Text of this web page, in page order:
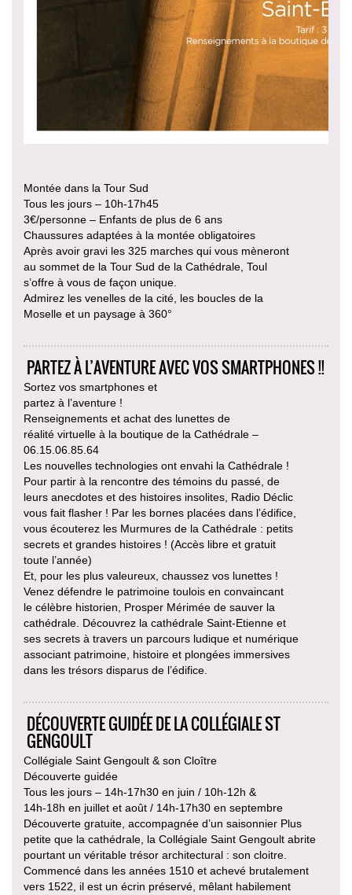
Montée dans la Tour Sud
Tous les jours – 10h-17h45
3€/personne – Enfants de plus de 6 ans
Chaussures adaptées à la montée obligatoires
Après avoir gravi les 325 marches qui vous mèneront
au sommet de la Tour Sud de la Cathédrale, Toul
s’offre à vous de façon unique.
Admirez les venelles de la cité, les boucles de la
Moselle et un paysage à 360°
PARTEZ À L’AVENTURE AVEC VOS SMARTPHONES !!
Sortez vos smartphones et
partez à l’aventure !
Renseignements et achat des lunettes de
réalité virtuelle à la boutique de la Cathédrale –
06.15.06.85.64
Les nouvelles technologies ont envahi la Cathédrale !
Pour partir à la rencontre des témoins du passé, de
leurs anecdotes et des histoires insolites, Radio Déclic
vous fait flasher ! Par les bornes placées dans l’édifice,
vous écouterez les Murmures de la Cathédrale : petits
secrets et grandes histoires ! (Accès libre et gratuit
toute l’année)
Et, pour les plus valeureux, chaussez vos lunettes !
Venez défendre le patrimoine toulois en convaincant
le célèbre historien, Prosper Mérimée de sauver la
cathédrale. Découvrez la cathédrale Saint-Etienne et
ses secrets à travers un parcours ludique et numérique
associant patrimoine, histoire et plongées immersives
dans les trésors disparus de l’édifice.
DÉCOUVERTE GUIDÉE DE LA COLLÉGIALE ST
GENGOULT
Collégiale Saint Gengoult & son Cloître
Découverte guidée
Tous les jours – 14h-17h30 en juin / 10h-12h &
14h-18h en juillet et août / 14h-17h30 en septembre
Découverte gratuite, accompagnée d’un saisonnier Plus
petite que la cathédrale, la Collégiale Saint Gengoult abrite
pourtant un véritable trésor architectural : son cloitre.
Commencé dans les années 1510 et achevé brutalement
vers 1522, il est un écrin préservé, mêlant habilement